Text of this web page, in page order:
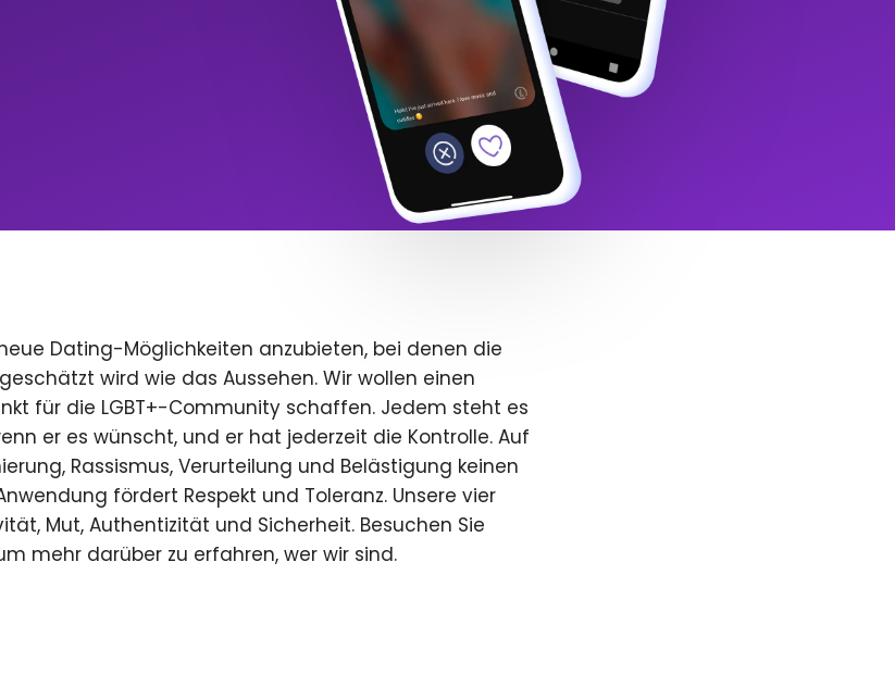
Dating-Möglichkeiten anzubieten, bei denen die
wird wie das Aussehen. Wir wollen einen
für die LGBT+-Community schaffen. Jedem steht es
er es wünscht, und er hat jederzeit die Kontrolle. Auf
Rassismus, Verurteilung und Belästigung keinen
fördert Respekt und Toleranz. Unsere vier
Mut, Authentizität und Sicherheit. Besuchen Sie
mehr darüber zu erfahren, wer wir sind.